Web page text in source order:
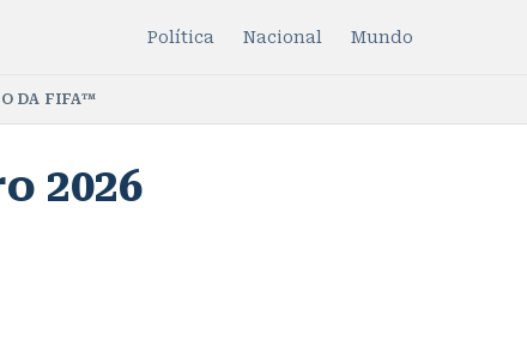
Política Nacional Mundo
DA FIFA™
2026